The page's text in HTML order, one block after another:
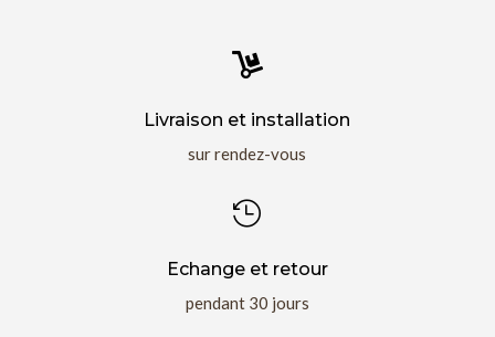

Livraison et installation
sur rendez-vous

Echange et retour
pendant 30 jours